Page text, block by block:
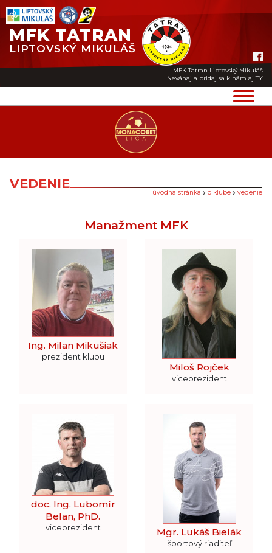
MFK TATRAN
LIPTOVSKÝ MIKULÁŠ
MFK Tatran Liptovský Mikuláš
Neváhaj a pridaj sa k nám aj TY
VEDENIE
úvodná stránka o klube vedenie
Manažment MFK
Ing. Milan Mikušiak
prezident klubu
Miloš Rojček
viceprezident
doc. Ing. Lubomír
Belan, PhD.
viceprezident Mgr. Lukáš Bielák
športový riaditeľ